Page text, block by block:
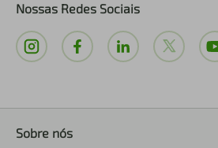
Nossas Redes Sociais
Sobre nós